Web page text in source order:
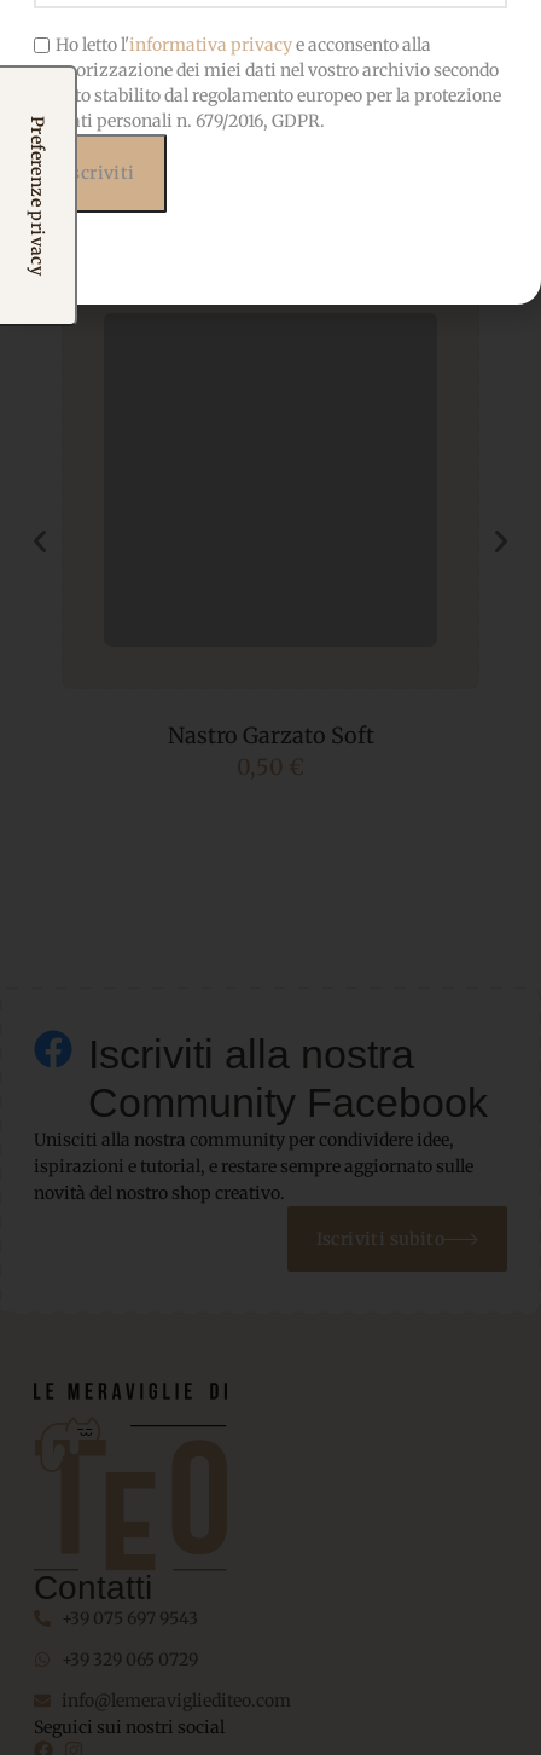
Prodotti correlati
Potrebbero interessarti
Nastro Garzato Soft
0,50 €
Iscriviti alla nostra
Community Facebook
Unisciti alla nostra community per condividere idee,
ispirazioni e tutorial, e restare sempre aggiornato sulle
novità del nostro shop creativo.
Iscriviti subito
Contatti
+39 075 697 9543
+39 329 065 0729
info@lemeravigliediteo.com
Seguici sui nostri social
Ho letto l'informativa privacye acconsento alla
memorizzazione dei miei dati nel vostro archivio secondo
quanto stabilito dal regolamento europeo per la protezione
dei dati personali n. 679/2016, GDPR.